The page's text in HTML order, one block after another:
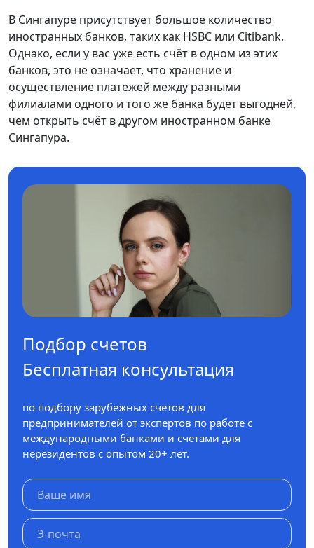
В Сингапуре присутствует большое количество
иностранных банков, таких как HSBC или Citibank.
Однако, если у вас уже есть счёт в одном из этих
банков, это не означает, что хранение и
осуществление платежей между разными
филиалами одного и того же банка будет выгодней,
чем открыть счёт в другом иностранном банке
Сингапура.
Подбор счетов
Бесплатная консультация
по подбору зарубежных счетов для
предпринимателей от экспертов по работе с
международными банками и счетами для
нерезидентов с опытом 20+ лет.